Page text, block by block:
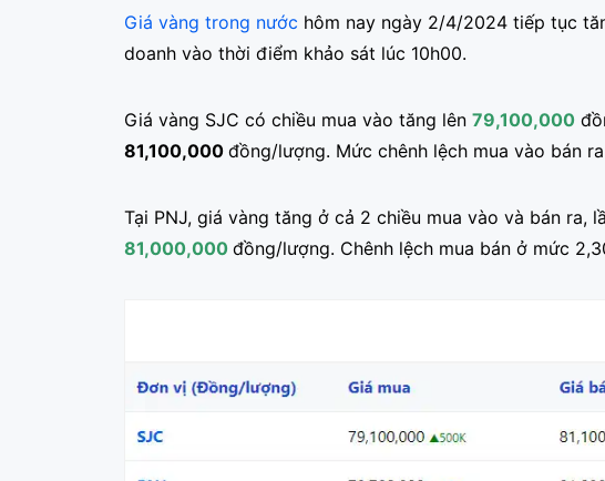
Giá vàng trong nước hôm nay ngày 2/4/2024 tiếp tục
doanh vào thời điểm khảo sát lúc 10h00.
Giá vàng SJC có chiều mua vào tăng lên 79,100,000
81,100,000 đồng/lượng. Mức chênh lệch mua vào bán
Tại PNJ, giá vàng tăng ở cả 2 chiều mua vào và bán ra,
81,000,000 đồng/lượng. Chênh lệch mua bán ở mức